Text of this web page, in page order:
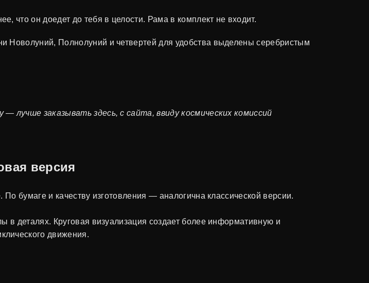
что он доедет до тебя в целости. Рама в комплект не входит.
Новолуний, Полнолуний и четвертей для удобства выделены серебристым
лучше заказывать здесь, с сайта, ввиду космических комиссий
версия
бумаге и качеству изготовления — аналогична классической версии.
в деталях. Круговая визуализация создает более информативную и
движения.